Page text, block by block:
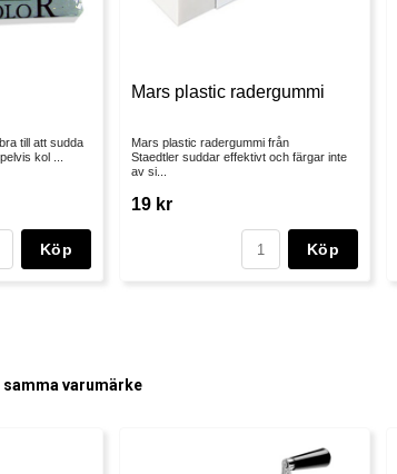
till att sudda
kol ...
Köp
Mars plastic radergummi
Mars plastic radergummi från
Staedtler suddar effektivt och färgar inte
av si...
19 kr
Köp
varumärke